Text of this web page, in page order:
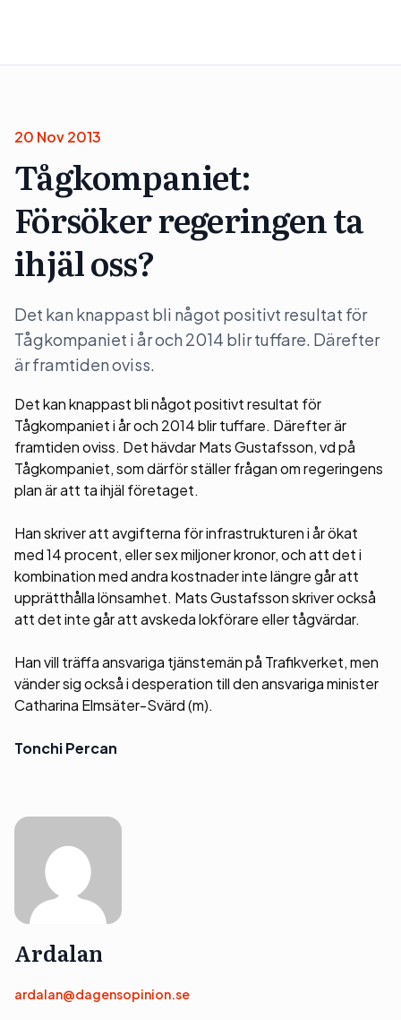
20 Nov 2013
Tågkompaniet:
Försöker regeringen ta
ihjäl oss?
Det kan knappast bli något positivt resultat för
Tågkompaniet i år och 2014 blir tuffare. Därefter
är framtiden oviss.
Det kan knappast bli något positivt resultat för
Tågkompaniet i år och 2014 blir tuffare. Därefter är
framtiden oviss. Det hävdar Mats Gustafsson, vd på
Tågkompaniet, som därför ställer frågan om regeringens
plan är att ta ihjäl företaget.
Han skriver att avgifterna för infrastrukturen i år ökat
med 14 procent, eller sex miljoner kronor, och att det i
kombination med andra kostnader inte längre går att
upprätthålla lönsamhet. Mats Gustafsson skriver också
att det inte går att avskeda lokförare eller tågvärdar.
Han vill träffa ansvariga tjänstemän på Trafikverket, men
vänder sig också i desperation till den ansvariga minister
Catharina Elmsäter-Svärd (m).
Tonchi Percan
Ardalan
ardalan@dagensopinion.se